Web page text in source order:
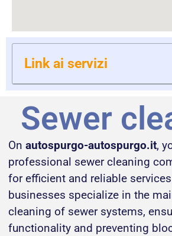
Link ai servizi
Sewer
On autospurgo-autospurgo.it,
professional sewer cleaning
for efficient and reliable
businesses specialize in the
cleaning of sewer systems,
functionality and preventing